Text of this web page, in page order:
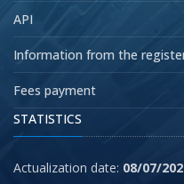
API
Information from the
Fees payment
STATISTICS
Actualization date: 08/07/